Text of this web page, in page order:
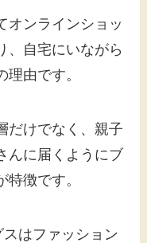
オンラインショッ
、自宅にいながら
由です。
だけでなく、親子
んに届くようにブ
徴です。
はファッション